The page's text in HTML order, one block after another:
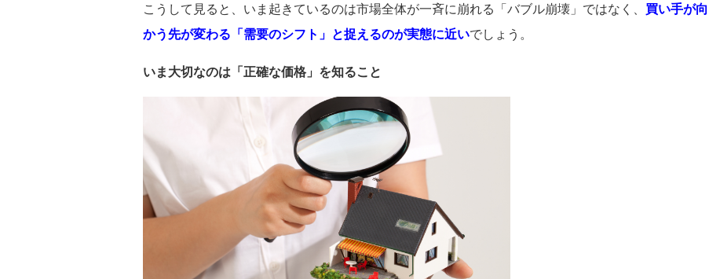
こうして見ると、いま起きているのは市場全体が一斉に崩れる「バブル崩壊」ではなく、 買い手が向
かう先が変わる「需要のシフト」と捉えるのが実態に近いでしょう。
いま大切なのは「正確な価格」を知ること